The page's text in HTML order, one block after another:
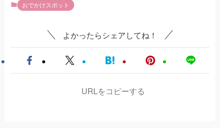
おでかけスポット
よかったらシェアしてね！
URLをコピーする